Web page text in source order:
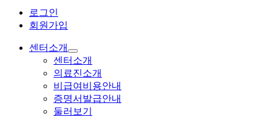
로그인
회원가입
센터소개
센터소개
의료진소개
비급여비용안내
증명서발급안내
둘러보기